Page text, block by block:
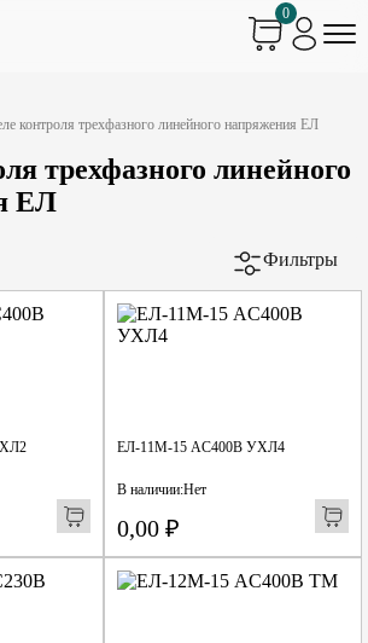
0
контроля трехфазного линейного напряжения ЕЛ
трехфазного линейного
ЕЛ
Фильтры
ЕЛ-11М-15 AC400В УХЛ4
В наличии:Нет
0,00 ₽